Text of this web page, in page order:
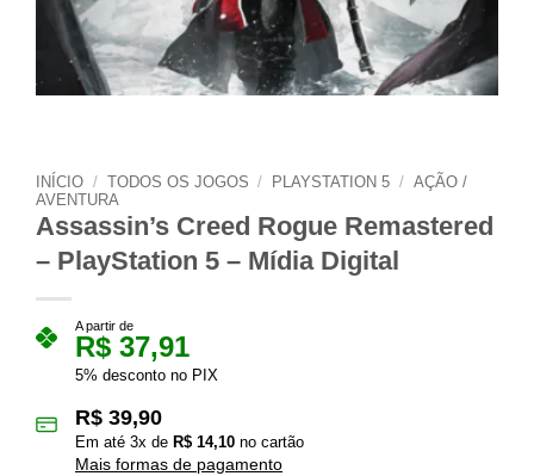
INÍCIO / TODOS OS JOGOS / PLAYSTATION 5 / AÇÃO /
AVENTURA
Assassin’s Creed Rogue Remastered
– PlayStation 5 – Mídia Digital
A partir de
R$ 37,91
5% desconto no PIX
R$ 39,90
Em até 3x de R$ 14,10 no cartão
Mais formas de pagamento